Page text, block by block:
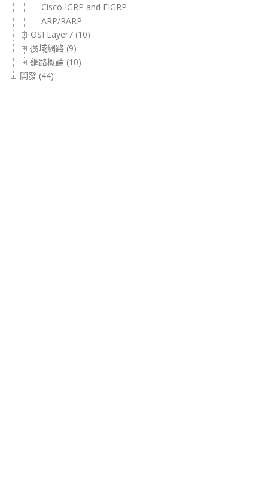
Cisco IGRP and EIGRP
ARP/RARP
OSI Layer7 (10)
廣域網路 (9)
網路概論 (10)
開發 (44)